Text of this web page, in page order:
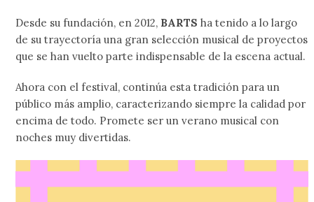
Desde su fundación, en 2012, BARTS ha tenido a lo largo
de su trayectoría una gran selección musical de proyectos
que se han vuelto parte indispensable de la escena actual.
Ahora con el festival, continúa esta tradición para un
público más amplio, caracterizando siempre la calidad por
encima de todo. Promete ser un verano musical con
noches muy divertidas.